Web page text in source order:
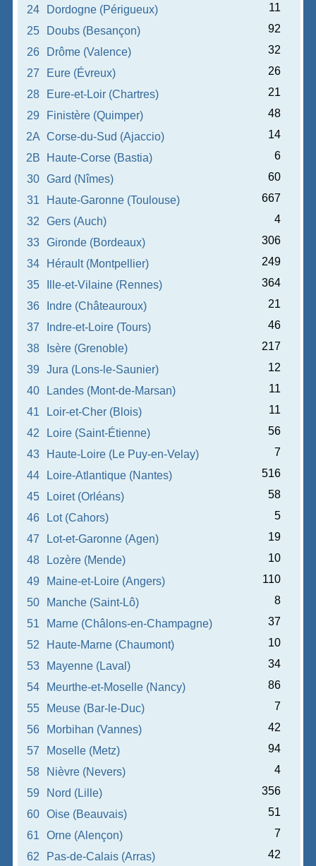
24 Dordogne (Périgueux)
11
25
Doubs (Besançon)
92
26
Drôme (Valence)
32
27
Eure (Évreux)
26
28
Eure-et-Loir (Chartres)
21
29
Finistère (Quimper)
48
2A Corse-du-Sud (Ajaccio)
14
2B
Haute-Corse (Bastia)
6
30
Gard (Nîmes)
60
31
Haute-Garonne (Toulouse)
667
32
Gers (Auch)
4
33
Gironde (Bordeaux)
306
34
Hérault (Montpellier)
249
35
Ille-et-Vilaine (Rennes)
364
36
Indre (Châteauroux)
21
37
Indre-et-Loire (Tours)
46
38
Isère (Grenoble)
217
39
Jura (Lons-le-Saunier)
12
40
Landes (Mont-de-Marsan)
11
41
Loir-et-Cher (Blois)
11
42
Loire (Saint-Étienne)
56
43
Haute-Loire (Le Puy-en-Velay)
7
44
Loire-Atlantique (Nantes)
516
45
Loiret (Orléans)
58
46
Lot (Cahors)
5
47
Lot-et-Garonne (Agen)
19
48
Lozère (Mende)
10
49
Maine-et-Loire (Angers)
110
50
Manche (Saint-Lô)
8
51
Marne (Châlons-en-Champagne)
37
52
Haute-Marne (Chaumont)
10
53
Mayenne (Laval)
34
54
Meurthe-et-Moselle (Nancy)
86
55
Meuse (Bar-le-Duc)
7
56
Morbihan (Vannes)
42
57
Moselle (Metz)
94
58
Nièvre (Nevers)
4
59
Nord (Lille)
356
60
Oise (Beauvais)
51
61
Orne (Alençon)
7
62
Pas-de-Calais (Arras)
42